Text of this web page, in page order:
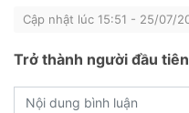
Cập nhật lúc 15:51 - 25/07/
Trở thành người đầu